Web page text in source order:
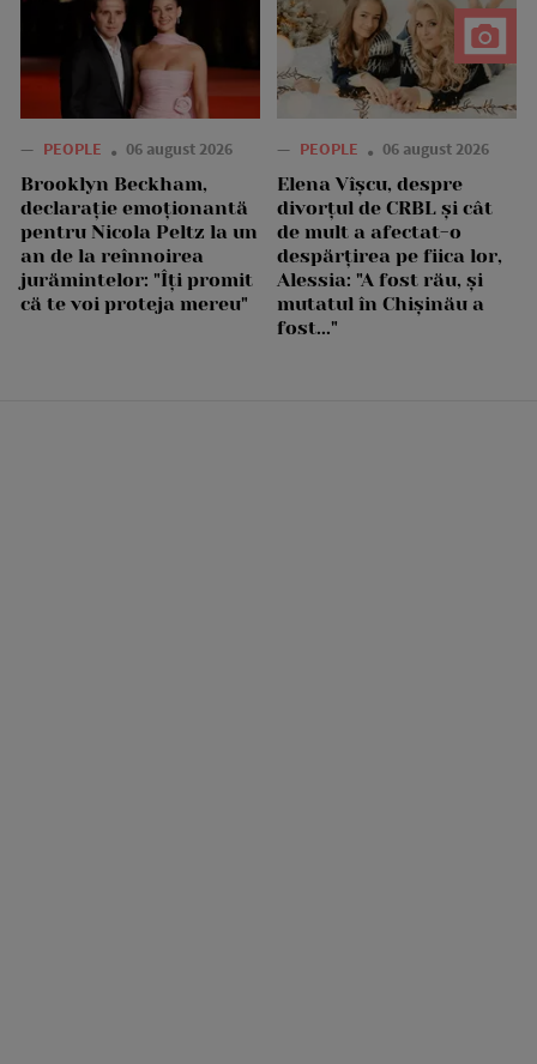
— PEOPLE 06 august 2026
Brooklyn Beckham,
declarație emoționantă
pentru Nicola Peltz la un
an de la reînnoirea
jurămintelor: "Îți promit
că te voi proteja mereu"
— PEOPLE 06 august 2026
Elena Vîșcu, despre
divorțul de CRBL și cât
de mult a afectat-o
despărțirea pe fiica lor,
Alessia: "A fost rău, și
mutatul în Chișinău a
fost..."